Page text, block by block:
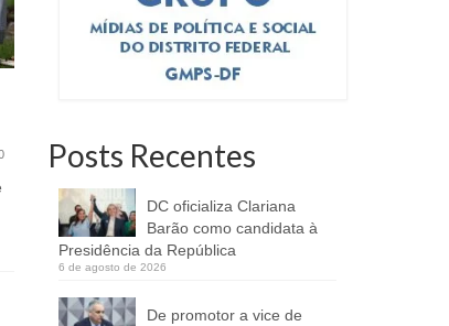
Bardot Pub antecipa a agenda e
aposta em nova atração
24 de maio de 2016
agenda e...
Posts Recentes
DC oficializa Clariana
Barão como candidata à
Presidência da República
6 de agosto de 2026
De promotor a vice de